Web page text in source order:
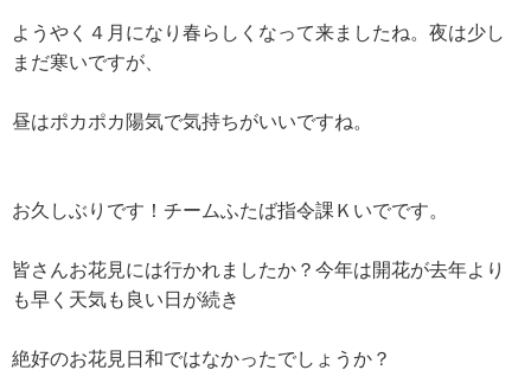
ようやく４月になり春らしくなって来ましたね。夜は少し
まだ寒いですが、
昼はポカポカ陽気で気持ちがいいですね。
お久しぶりです！チームふたば指令課Ｋいでです。
皆さんお花見には行かれましたか？今年は開花が去年より
も早く天気も良い日が続き
絶好のお花見日和ではなかったでしょうか？